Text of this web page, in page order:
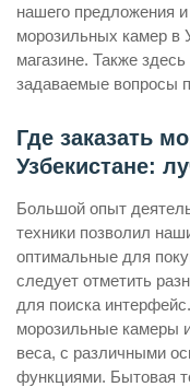
нашего предложения
морозильных камер в
магазине. Также
задаваемые вопросы
Где заказать
Узбекистане:
Большой опыт
техники позволил
оптимальные для
следует отметить
для поиска
морозильные камеры
веса, с различными
функциями. Бытовая